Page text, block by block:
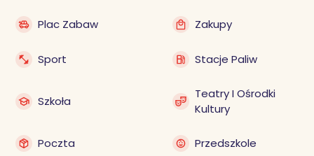
Plac Zabaw Zakupy
Sport Stacje Paliw
Szkoła
Teatry I Ośrodki
Kultury
Poczta Przedszkole